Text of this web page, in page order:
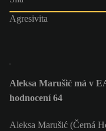
Agresivita
Aleksa Marušić má v
hodnocení 64
Aleksa Marušić (Černá